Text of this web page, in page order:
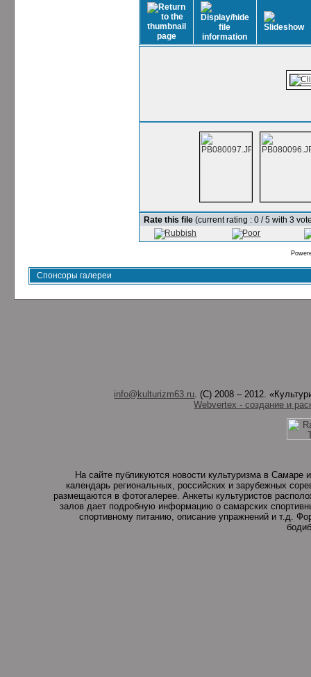
Rate this file (current rating : 0 / 5 with 3
Спонсоры галереи
info@kulturizm63.ru. (C) 2008 – 2012.
Webvertex - создание и
На сайте публикуются новости культуризма в
календарь региональных, российских и зарубежных
размещаются в фотогалерее. Анкеты культуристов
залов дает подробную информацию о самарских
спортивному питанию, описание упражнений и т.д.